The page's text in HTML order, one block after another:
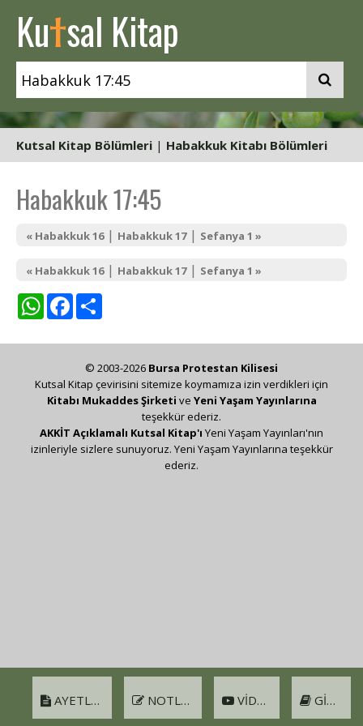
Kutsal Kitap
Kutsal Kitap Bölümleri | Habakkuk Kitabı Bölümleri
Habakkuk 17:45
« Habakkuk 16| Habakkuk 17| Sefanya 1 »
« Habakkuk 16| Habakkuk 17| Sefanya 1 »
WhatsAppFacebook
AYETLER NOTLAR VIDEO GIRIŞ
© 2003-2026 Bursa Protestan Kilisesi
Kutsal Kitap çevirisini sitemize koymamıza izin verdikleri için
Kitabı Mukaddes Şirketi ve Yeni Yaşam Yayınlarına
teşekkür ederiz.
AKKİT Açıklamalı Kutsal Kitap'ı Yeni Yaşam Yayınları'nın
izinleriyle sizlere sunuyoruz. Yeni Yaşam Yayınlarına teşekkür
ederiz.